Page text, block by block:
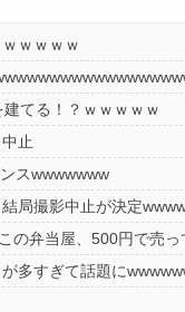
ｗｗｗｗ
てる！？ｗｗｗｗｗ
止
スwwwwwww
局撮影中止が決定
弁当屋、500円で売
多すぎて話題に